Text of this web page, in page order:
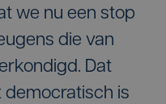
we nu een stop
die van
Dat
democratisch is